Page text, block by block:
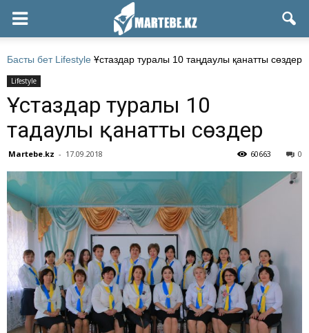
Басты бет Lifestyle Ұстаздар туралы 10 таңдаулы қанатты сөздер
Lifestyle
Ұстаздар туралы 10
таңдаулы қанатты сөздер
Martebe.kz - 17.09.2018 0
60663